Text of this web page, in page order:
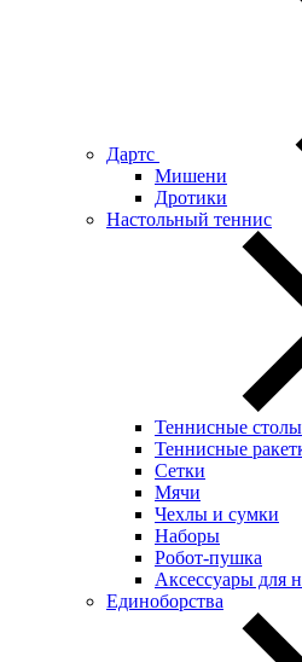
Дартс
Мишени
Дротики
Настольный теннис
Теннисные столы
Теннисные
Сетки
Мячи
Чехлы и сумки
Наборы
Робот-пушка
Аксессуары для
Единоборства